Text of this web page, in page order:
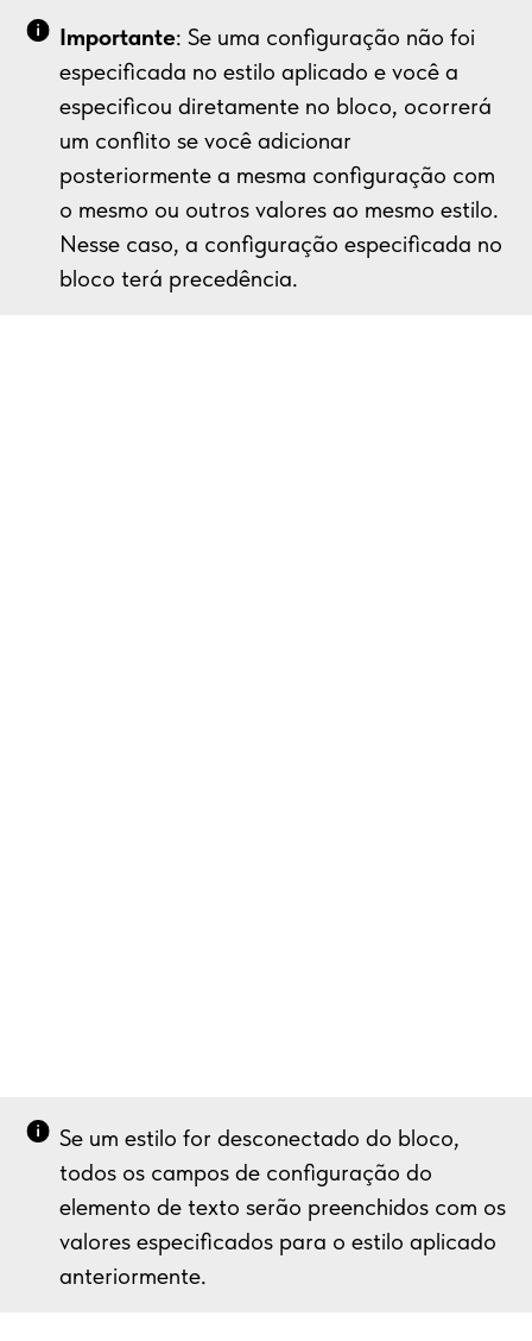
Importante: Se uma configuração não foi
especificada no estilo aplicado e você a
especificou diretamente no bloco, ocorrerá
um conflito se você adicionar
posteriormente a mesma configuração com
o mesmo ou outros valores ao mesmo estilo.
Nesse caso, a configuração especificada no
bloco terá precedência.
Se um estilo for desconectado do bloco,
todos os campos de configuração do
elemento de texto serão preenchidos com os
valores especificados para o estilo aplicado
anteriormente.